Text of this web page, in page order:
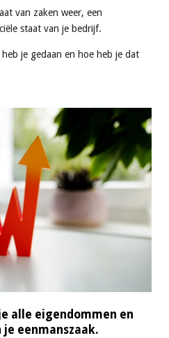
van zaken weer, een
staat van je bedrijf.
je gedaan en hoe heb je dat
alle eigendommen en
je eenmanszaak.